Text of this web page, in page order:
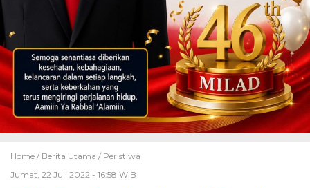
Home / Berita Utama / Peristiwa
Jumat, 22 Juli 2022 - 16:58 WIB